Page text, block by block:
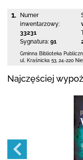
1.
Numer
inwentarzowy:
33231
Sygnatura: 91
Gminna Biblioteka
ul. Kraśnicka 53 24-220
Najczęściej